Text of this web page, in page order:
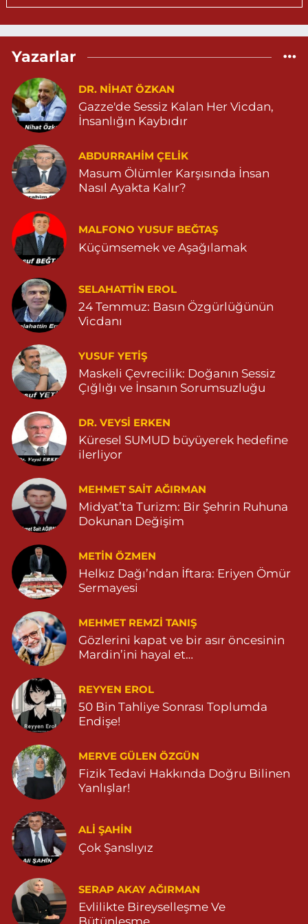
04823812323
KAPLAN MAH. MARDİN CAD. NO:21 A 04825030197
0 (482) 503 01 97 Yol Tarifi Al
Hayat Eczanesi
GÜNDOĞAN MAHALLESİ STAD CADDESİ NO:36 A 05380544155
0 (538) 054 41 55 Yol Tarifi Al
Huzur Eczanesi
GÜL MAHALLESİ VATAN CADDE NO:4A 04825912517
0 (482) 591 25 17 Yol Tarifi Al
Dara Eczanesi
NUR MAHALLESİ VALİ OZAN CADDESİ DIŞ KAPI NO:122G
DEVLET HASTANESİ KARŞISI (DİYARBAKIR YOLU CEPHESİ)
04822125304
0 (482) 212 53 04 Yol Tarifi Al
Özdemir Eczanesi
YENİ MAHALLE 3086 SOKAK NO:4 3 04825413121
0 (482) 541 31 21 Yol Tarifi Al
Yazarlar
DR. NIHAT ÖZKAN
Gazze'de Sessiz Kalan Her Vicdan,
İnsanlığın Kaybıdır
ABDURRAHIM ÇELİK
Masum Ölümler Karşısında İnsan
Nasıl Ayakta Kalır?
MALFONO YUSUF BEĞTAŞ
Küçümsemek ve Aşağılamak
SELAHATTIN EROL
24 Temmuz: Basın Özgürlüğünün
Vicdanı
YUSUF YETİŞ
Maskeli Çevrecilik: Doğanın Sessiz
Çığlığı ve İnsanın Sorumsuzluğu
DR. VEYSI ERKEN
Küresel SUMUD büyüyerek hedefine
ilerliyor
MEHMET SAIT AĞIRMAN
Midyat’ta Turizm: Bir Şehrin Ruhuna
Dokunan Değişim
METIN ÖZMEN
Helkız Dağı’ndan İftara: Eriyen Ömür
Sermayesi
MEHMET REMZI TANIŞ
Gözlerini kapat ve bir asır öncesinin
Mardin’ini hayal et…
REYYEN EROL
50 Bin Tahliye Sonrası Toplumda
Endişe!
MERVE GÜLEN ÖZGÜN
Fizik Tedavi Hakkında Doğru Bilinen
Yanlışlar!
ALI ŞAHİN
Çok Şanslıyız
SERAP AKAY AĞIRMAN
Evlilikte Bireyselleşme Ve